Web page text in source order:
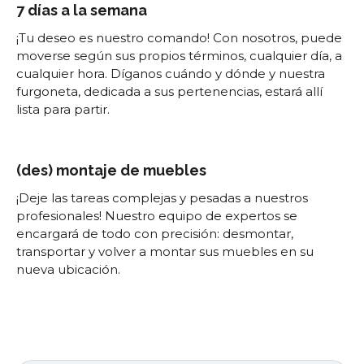
7 días a la semana
¡Tu deseo es nuestro comando! Con nosotros, puede
moverse según sus propios términos, cualquier día, a
cualquier hora. Díganos cuándo y dónde y nuestra
furgoneta, dedicada a sus pertenencias, estará allí
lista para partir.
(des) montaje de muebles
¡Deje las tareas complejas y pesadas a nuestros
profesionales! Nuestro equipo de expertos se
encargará de todo con precisión: desmontar,
transportar y volver a montar sus muebles en su
nueva ubicación.